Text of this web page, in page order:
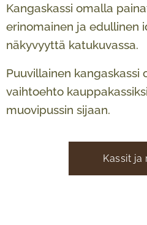
Kangaskassi omalla
erinomainen ja edullinen
näkyvyyttä katukuvassa.
Puuvillainen kangaskassi
vaihtoehto
muovipussin sijaan.
Kassit ja